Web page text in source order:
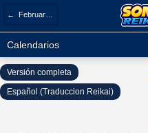
← February 2023
Calendarios
Versión completa
Español (Traduccion Reikai)